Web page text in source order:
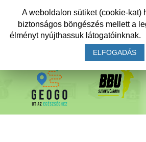
A weboldalon sütiket (cookie-kat)
biztonságos böngészés mellett a
élményt nyújthassuk látogatóinknak.
ELFOGADÁS